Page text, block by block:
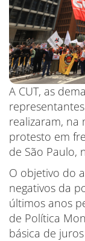
A CUT, as
realizaram, na
protesto em
de São Paulo,
O objetivo do
negativos da
últimos anos
de Política
básica de